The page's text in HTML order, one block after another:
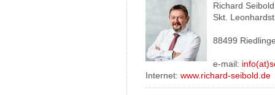
Richard Seibold
Skt.
88499
e-mail:
Internet: www.richard-seibold.de